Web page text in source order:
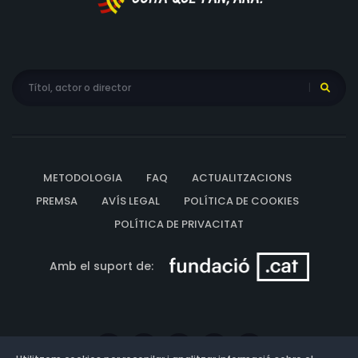
METODOLOGIA FAQ
ACTUALITZACIONS
PREMSA
AVÍS LEGAL
POLÍTICA DE COOKIES
POLÍTICA DE PRIVACITAT
Amb el suport de: